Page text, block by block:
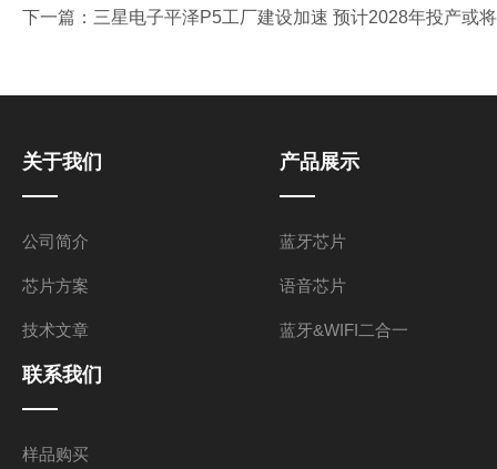
下一篇： 三星电子平泽P5工厂建设加速 预计2028年投产或
关于我们
公司简介
芯片方案
技术文章
产品展示
蓝牙芯片
语音芯片
蓝牙&WIFI二合一
联系我们
样品购买